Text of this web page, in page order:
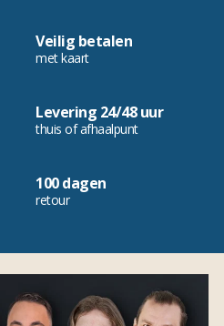
Veilig betalen
met kaart
Levering 24/48 uur
thuis of afhaalpunt
100 dagen
retour